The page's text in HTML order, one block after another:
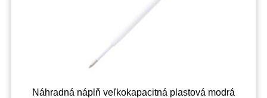
Náhradná náplň veľkokapacitná plastová modrá